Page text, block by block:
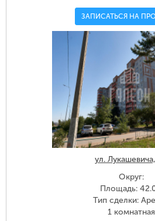
ЗАПИСАТЬСЯ НА
ул.
Округ:
Площадь:
Тип сделки:
1 комнатная